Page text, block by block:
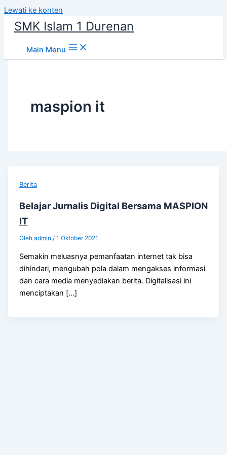
Lewati ke konten
SMK Islam 1 Durenan
Main Menu
maspion it
Berita
Belajar Jurnalis Digital Bersama MASPION
IT
Oleh admin / 1 Oktober 2021
Semakin meluasnya pemanfaatan internet tak bisa
dihindari, mengubah pola dalam mengakses informasi
dan cara media menyediakan berita. Digitalisasi ini
menciptakan […]